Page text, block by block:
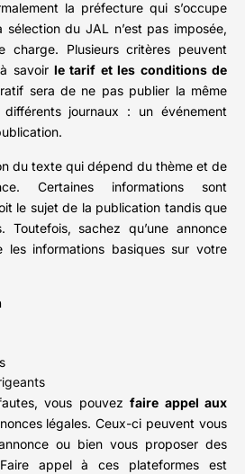
la préfecture qui s’occupe
du JAL n’est pas imposée,
charge. Plusieurs critères peuvent
savoir le tarif et les conditions de
sera de ne pas publier la même
journaux : un événement
du texte qui dépend du thème et de
Certaines informations sont
le sujet de la publication tandis que
Toutefois, sachez qu’une annonce
les informations basiques sur votre
vous pouvezfaire appel aux
légales. Ceux-ci peuvent vous
ou bien vous proposer des
Faire appel à ces plateformes est